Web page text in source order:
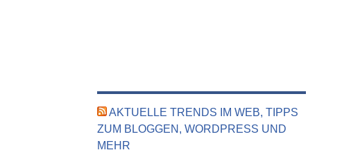
AKTUELLE TRENDS IM WEB, TIPPS
ZUM BLOGGEN, WORDPRESS UND
MEHR